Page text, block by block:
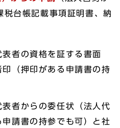
税台帳記載事項証明書、納
者の資格を証する書面
印（押印がある申請書の持
者からの委任状（法人代
請書の持参でも可）と社